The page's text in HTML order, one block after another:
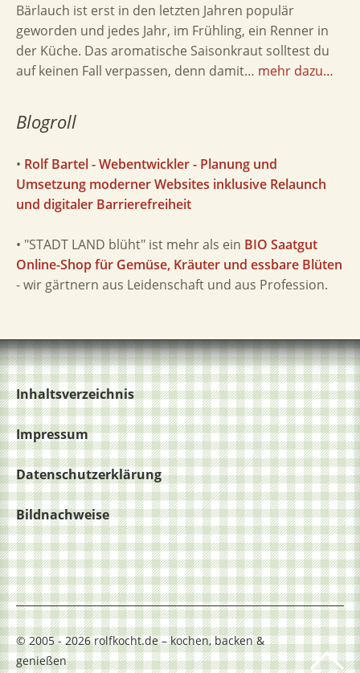
Bärlauch ist erst in den letzten Jahren populär
geworden und jedes Jahr, im Frühling, ein Renner in
der Küche. Das aromatische Saisonkraut solltest du
auf keinen Fall verpassen, denn damit… mehr dazu…
Blogroll
• Rolf Bartel - Webentwickler - Planung und
Umsetzung moderner Websites inklusive Relaunch
und digitaler Barrierefreiheit
• "STADT LAND blüht" ist mehr als ein BIO Saatgut
Online-Shop für Gemüse, Kräuter und essbare Blüten
- wir gärtnern aus Leidenschaft und aus Profession.
Inhaltsverzeichnis
Impressum
Datenschutzerklärung
Bildnachweise
© 2005 - 2026 rolfkocht.de – kochen, backen &
genießen